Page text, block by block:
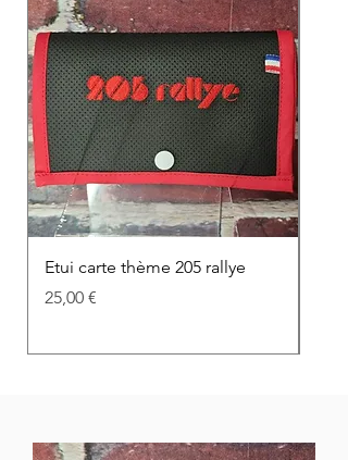
Etui carte thème 205 rallye
Hinta
25,00 €